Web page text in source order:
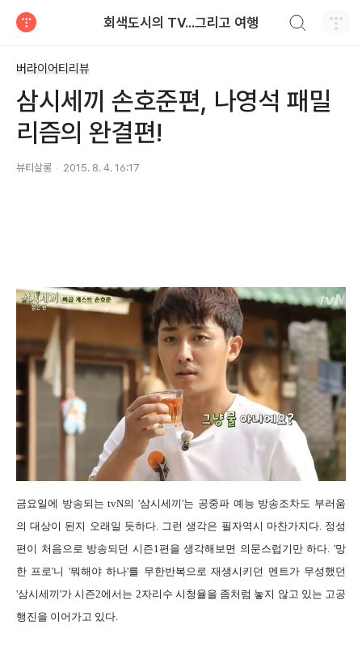
회색도시의 TV...그리고 여행
버라이어티리뷰
삼시세끼 손호준편, 나영석 패밀
리즘의 완결편!
뷰티살롱 2015. 8. 4. 16:17
금요일에 방송되는 tvN의 '삼시세끼'는 공중파 예능 방송조차도 부러움
의 대상이 된지 오래일 듯하다. 그런 생각은 필자역시 마찬가지다. 정성
편이 처음으로 방송되던 시즌1편을 생각해보면 의문스럽기만 하다. '망
한 프로'니 '뭐해야 하나'를 무한반복으로 재생시키던 멘트가 무성했던
'삼시세끼'가 시즌2에서는 2자리수 시청율을 좀처럼 놓지 않고 있는 고공
행진을 이어가고 있다.